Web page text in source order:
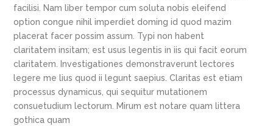
facilisi. Nam liber tempor cum soluta nobis eleifend
option congue nihil imperdiet doming id quod mazim
placerat facer possim assum. Typi non habent
claritatem insitam; est usus legentis in iis qui facit eorum
claritatem. Investigationes demonstraverunt lectores
legere me lius quod ii legunt saepius. Claritas est etiam
processus dynamicus, qui sequitur mutationem
consuetudium lectorum. Mirum est notare quam littera
gothica quam